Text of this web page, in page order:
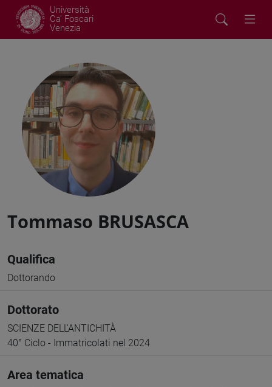
Università
Ca' Foscari
Venezia
Tommaso BRUSASCA
Qualifica
Dottorando
Dottorato
SCIENZE DELL'ANTICHITÀ
40° Ciclo - Immatricolati nel 2024
Area tematica